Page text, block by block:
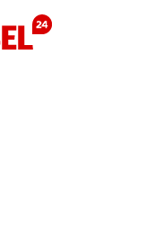
anzeigen